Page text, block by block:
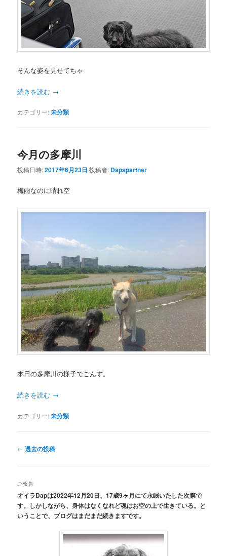
そんな姿を見せてちゃ
続きを読む →
カテゴリー:未分類
今月の多摩川
投稿日時:2017年6月23日 投稿者: Dapspartner
梅雨なのに晴れ空
本日の多摩川の様子でごんす。
続きを読む →
カテゴリー:未分類
投
ナ
ビ
ー
シ
ョ
← 過去の投稿
ご報告
オイラDapは2022年12月20日、17歳9ヶ月にて永眠いたした次第で
す。しかしながら、身体はなくなれど魂はお空の上で生きている。と
いうことで、ブログはまだまだ続きますです。